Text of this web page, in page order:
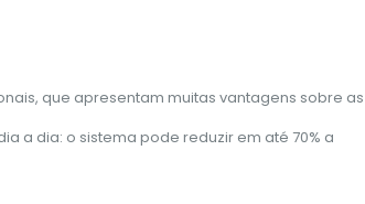
que apresentam muitas vantagens sobre as
a dia: o sistema pode reduzir em até 70% a